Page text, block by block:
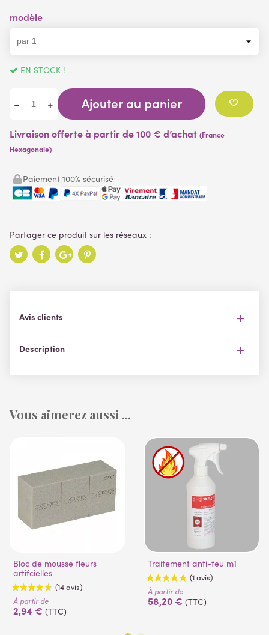
modèle
EN STOCK !
- + Ajouter au panier
Livraison offerte à partir de 100 € d’achat (France
Hexagonale)
Paiement 100% sécurisé
Description
Avis clients
Vous aimerez aussi ...
Bloc de mousse fleurs
artifcielles
À partir de
2,94 € (TTC)
Traitement anti-feu m1
À partir de
58,20 € (TTC)